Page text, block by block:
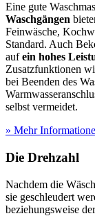
Eine gute
Waschgängen
Feinwäsche,
Standard. Auch
aufein hohes
Zusatzfunktionen
bei Beenden des
selbst vermeidet.
» Mehr
Die Drehzahl
Nachdem die
sie geschleudert
beziehungsweise